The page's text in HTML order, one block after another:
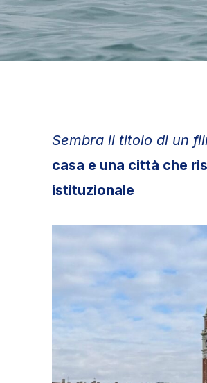
Sembra il titolo di un
casa e una città che
istituzionale